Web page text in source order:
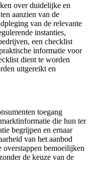
over duidelijke en
aanzien van de
van de relevante
instanties,
een checklist
informatie voor
dient te worden
uitgereikt en
toegang
die hun ter
begrijpen en ernaar
van het aanbod
overstappen bemoeilijken
de keuze van de